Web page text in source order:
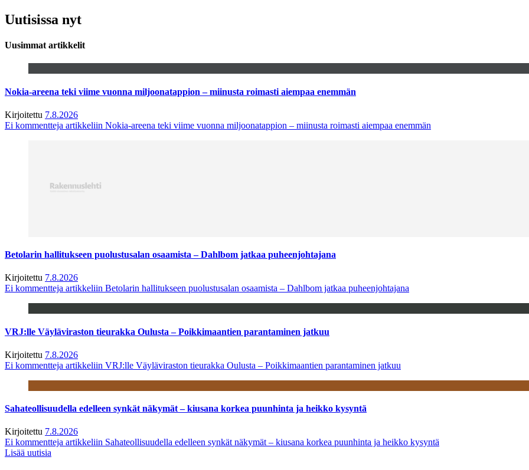
Uutisissa nyt
Uusimmat artikkelit
Nokia-areena teki viime vuonna miljoonatappion – miinusta roimasti aiempaa enemmän
Kirjoitettu 7.8.2026
Ei kommentteja artikkeliin Nokia-areena teki viime vuonna miljoonatappion – miinusta roimasti aiempaa enemmän
Betolarin hallitukseen puolustusalan osaamista – Dahlbom jatkaa puheenjohtajana
Kirjoitettu 7.8.2026
Ei kommentteja artikkeliin Betolarin hallitukseen puolustusalan osaamista – Dahlbom jatkaa puheenjohtajana
VRJ:lle Väyläviraston tieurakka Oulusta – Poikkimaantien parantaminen jatkuu
Kirjoitettu 7.8.2026
Ei kommentteja artikkeliin VRJ:lle Väyläviraston tieurakka Oulusta – Poikkimaantien parantaminen jatkuu
Sahateollisuudella edelleen synkät näkymät – kiusana korkea puunhinta ja heikko kysyntä
Kirjoitettu 7.8.2026
Ei kommentteja artikkeliin Sahateollisuudella edelleen synkät näkymät – kiusana korkea puunhinta ja heikko kysyntä
Lisää uutisia